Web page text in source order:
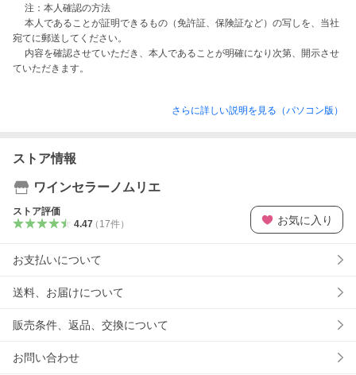
注：本人確認の方法
本人であることが証明できるもの（免許証、保険証など）の写しを、当社
宛てに郵送してください。
内容を確認させていただき、本人であることが明確になり次第、開示させ
さらに詳しい説明を見る（パソコン版）
ストア情報
ワインセラーノムリエ
ストア評価
4.47（ 17件） お気に入り
お支払いについて
送料、お届けについて
販売条件、返品、交換について
お問い合わせ